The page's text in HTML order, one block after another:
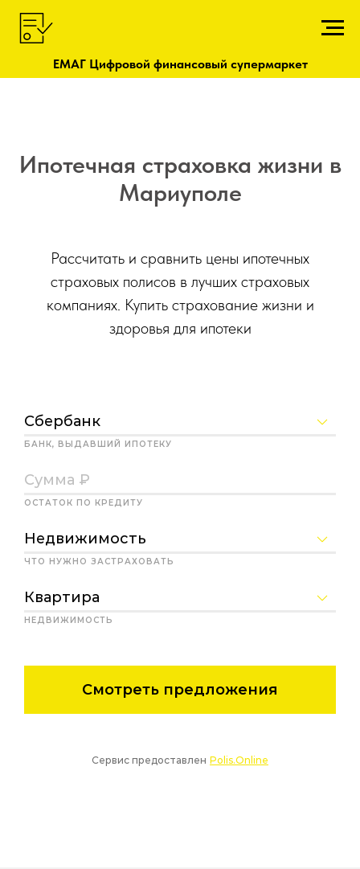
ЕМАГ Цифровой финансовый супермаркет
Ипотечная страховка жизни в
Мариуполе
Рассчитать и сравнить цены ипотечных
страховых полисов в лучших страховых
компаниях. Купить страхование жизни и
здоровья для ипотеки